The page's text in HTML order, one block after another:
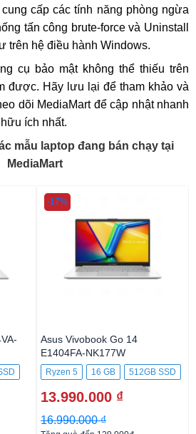
cấp các tính năng phòng ngừa
tấn công brute-force và Uninstall
trên hệ điều hành Windows.
cụ bảo mật không thể thiếu trên
được. Hãy lưu lại để tham khảo và
dõi MediaMart để cập nhật nhanh
ích nhất.
mẫu laptop đang bán chạy tại
MediaMart
Asus Vivobook Go 14
E1404FA-NK177W
Ryzen 5 16 GB 512GB SSD
13.990.000 ₫
16.990.000 ₫
-17%